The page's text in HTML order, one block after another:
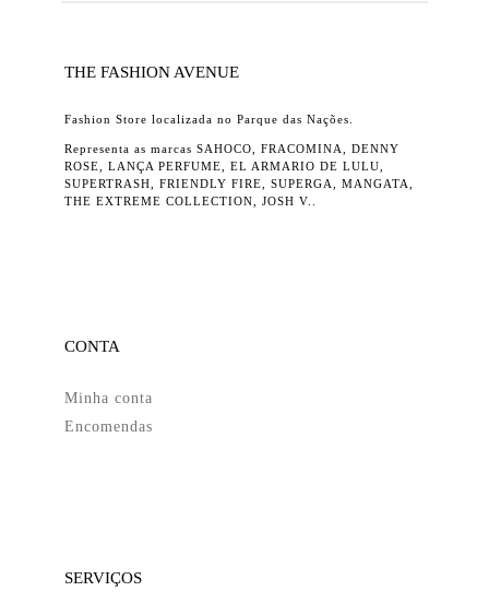
THE FASHION AVENUE
Fashion Store localizada no Parque das Nações.
Representa as marcas SAHOCO, FRACOMINA, DENNY
ROSE, LANÇA PERFUME, EL ARMARIO DE LULU,
SUPERTRASH, FRIENDLY FIRE, SUPERGA, MANGATA,
THE EXTREME COLLECTION, JOSH V..
CONTA
Minha conta
Encomendas
SERVIÇOS